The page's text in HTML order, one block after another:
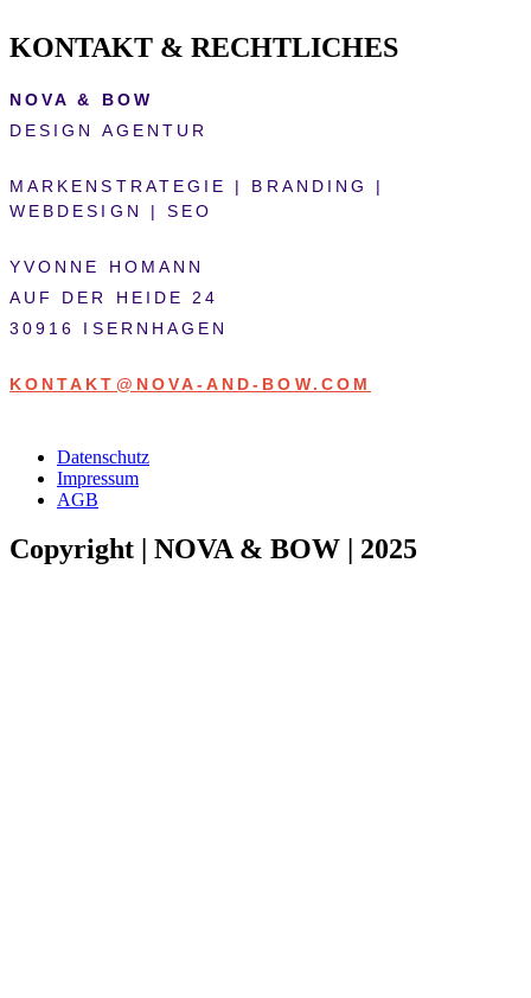
KONTAKT & RECHTLICHES
NOVA & BOW
DESIGN AGENTUR
MARKENSTRATEGIE | BRANDING |
WEBDESIGN | SEO
YVONNE HOMANN
AUF DER HEIDE 24
30916 ISERNHAGEN
KONTAKT@NOVA-AND-BOW.COM
Datenschutz
Impressum
AGB
Copyright | NOVA & BOW | 2025